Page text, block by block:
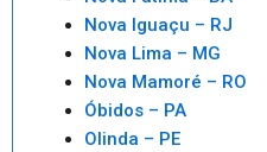
Nova Iguaçu – RJ
Nova Lima – MG
Nova Mamoré – RO
Óbidos – PA
Olinda – PE